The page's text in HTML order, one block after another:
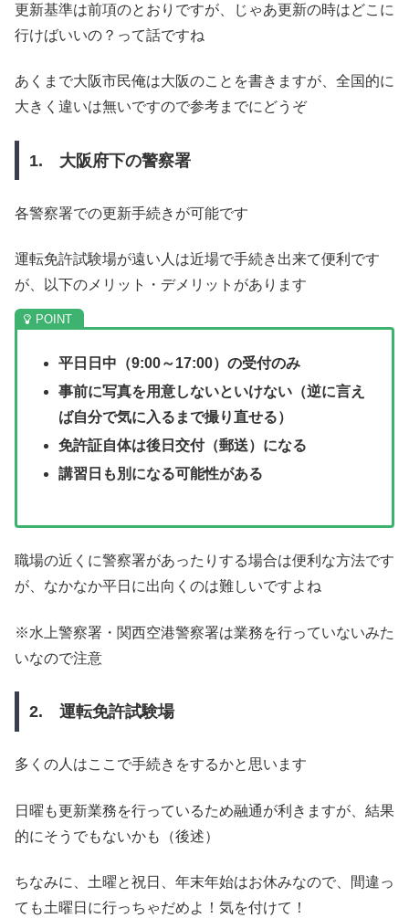
更新基準は前項のとおりですが、じゃあ更新の時はどこに
行けばいいの？って話ですね
あくまで大阪市民俺は大阪のことを書きますが、全国的に
大きく違いは無いですので参考までにどうぞ
1. 大阪府下の警察署
各警察署での更新手続きが可能です
運転免許試験場が遠い人は近場で手続き出来て便利です
が、以下のメリット・デメリットがあります
平日日中（9:00～17:00）の受付のみ
事前に写真を用意しないといけない（逆に言え
ば自分で気に入るまで撮り直せる）
免許証自体は後日交付（郵送）になる
講習日も別になる可能性がある
職場の近くに警察署があったりする場合は便利な方法です
が、なかなか平日に出向くのは難しいですよね
※水上警察署・関西空港警察署は業務を行っていないみた
いなので注意
2. 運転免許試験場
多くの人はここで手続きをするかと思います
日曜も更新業務を行っているため融通が利きますが、結果
的にそうでもないかも（後述）
ちなみに、土曜と祝日、年末年始はお休みなので、間違っ
ても土曜日に行っちゃだめよ！気を付けて！